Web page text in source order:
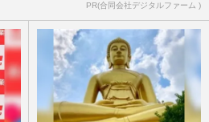
PR(合同会社デジタルファーム )